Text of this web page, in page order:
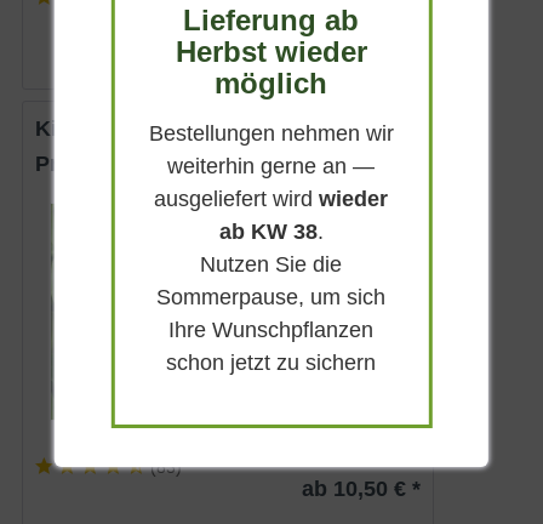
ab 10,50 € *
Kirschlorbeer 'Novita'
Prunus laurocerasus 'Novita'
Weiß
Sonnig-schattig
Mai
bis zu 4 m
(83)
ab 10,50 € *
Lieferung ab
Herbst wieder
möglich
Bestellungen nehmen wir
weiterhin gerne an —
ausgeliefert wirdwieder
ab KW 38.
Nutzen Sie die
Sommerpause, um sich
Ihre Wunschpflanzen
schon jetzt zu sichern